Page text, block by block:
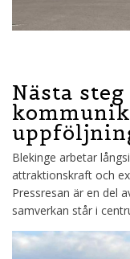
Nästa
Blekinge arbetar
attraktionskraft och
Pressresan är en del
samverkan står i